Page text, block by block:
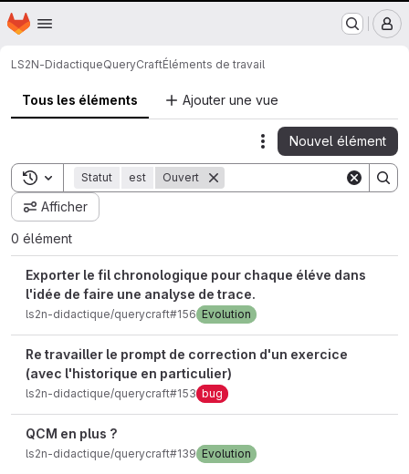
Passer au contenu principal
Page d'accueil
LS2N-DidactiqueQueryCraftÉléments de travail
Tous les éléments Ajouter une vue
Actions
Nouvel élément
Toggle search history
Statut est Ouvert
Afficher
0 élément
Exporter le fil chronologique pour chaque éléve dans
l'idée de faire une analyse de trace.
ls2n-didactique/querycraft#156 Evolution
Re travailler le prompt de correction d'un exercice
(avec l'historique en particulier)
ls2n-didactique/querycraft#153 bug
QCM en plus ?
ls2n-didactique/querycraft#139 Evolution